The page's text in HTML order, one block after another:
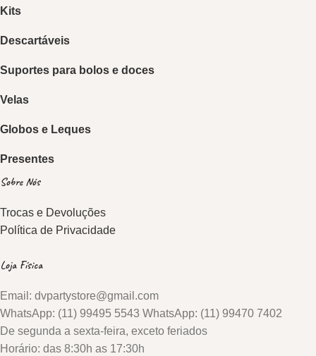
Kits
Descartáveis
Suportes para bolos e doces
Velas
Globos e Leques
Presentes
Sobre Nós
Trocas e Devoluções
Política de Privacidade
Loja Física
Email: dvpartystore@gmail.com
WhatsApp: (11) 99495 5543 WhatsApp: (11) 99470 7402
De segunda a sexta-feira, exceto feriados
Horário: das 8:30h as 17:30h